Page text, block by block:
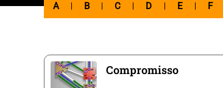
A B C D E F
Compromisso